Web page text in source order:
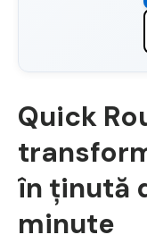
Quick
în ținută
minute